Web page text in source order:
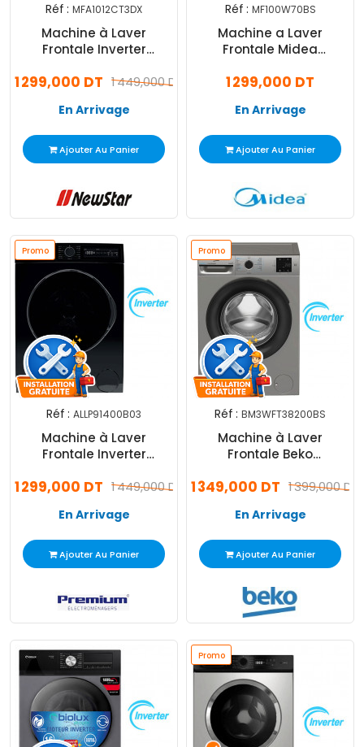
Réf : MFA1012CT3DX
Machine à Laver
Frontale Inverter
10Kg Noir1 449,000 DT
1 299,000 DT
En Arrivage
Ajouter Au Panier
Réf : MF100W70BS
Machine a Laver
Frontale Midea
1 299,000 DT
En Arrivage
Ajouter Au Panier
Promo
Réf : ALLP91400B03
Machine à Laver
Frontale Inverter
9Kg Noir1 449,000 DT
1 299,000 DT
En Arrivage
Ajouter Au Panier
Promo
Réf : BM3WFT38200BS
Machine à Laver
Frontale Beko
8Kg Gris1 399,000 DT
1 349,000 DT
En Arrivage
Ajouter Au Panier
Promo